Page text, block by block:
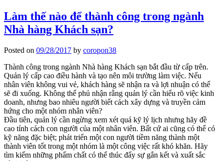
Làm thế nào để thành công trong ngành
Nhà hàng Khách sạn?
Posted on 09/28/2017 by coropon38
Thành công trong ngành Nhà hàng Khách sạn bắt đầu từ cấp trên.
Quản lý cấp cao điều hành và tạo nên môi trường làm việc. Nếu
nhân viên không vui vẻ, khách hàng sẽ nhận ra và lợi nhuận có thể
sẽ đi xuống. Không thể phủ nhận rằng quản lý cần hiểu rõ việc kinh
doanh, nhưng bao nhiêu người biết cách xây dựng và truyền cảm
hứng cho một nhóm nhân viên?
Đầu tiên, quản lý cần ngừng xem xét quá kỹ lý lịch nhưng hãy đề
cao tính cách con người của một nhân viên. Bất cứ ai cũng có thể có
kỹ năng đặc biệt; phát triển một con người tiềm năng thành một
thành viên tốt trong một nhóm là một công việc rất khó khăn. Hãy
tìm kiếm những phẩm chất có thể thúc đẩy sự gắn kết và xuất sắc